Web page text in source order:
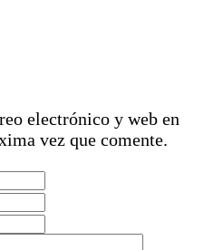
electrónico y web en
vez que comente.